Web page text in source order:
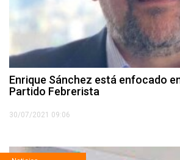
Enrique Sánchez está enfocado
Partido Febrerista
30/07/2021 09:06